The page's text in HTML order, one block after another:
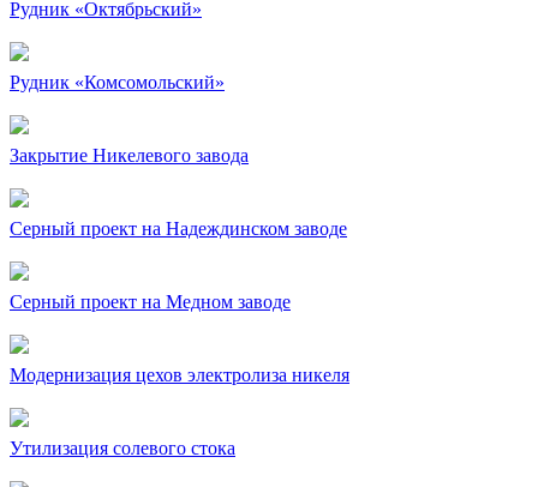
Рудник «Октябрьский»
Рудник «Комсомольский»
Закрытие Никелевого завода
Серный проект на Надеждинском заводе
Серный проект на Медном заводе
Модернизация цехов электролиза никеля
Утилизация солевого стока